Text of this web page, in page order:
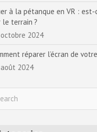
à la pétanque en VR :
le terrain ?
2024
réparer l’écran de
2024